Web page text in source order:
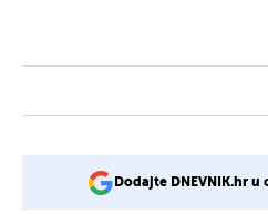
Dodajte DNEVNIK.hr